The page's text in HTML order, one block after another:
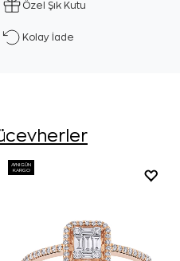
Özel Şık Kutu
Kolay İade
AYNI GÜN
KARGO